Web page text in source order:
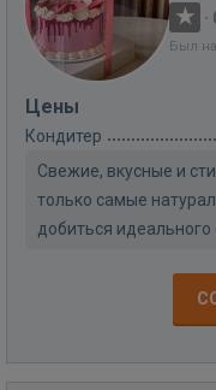
·
Был
Цены
Кондитер
Свежие, вкусные и
только самые
добиться идеального